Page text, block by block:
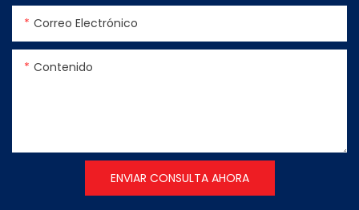
Correo Electrónico
Contenido
ENVIAR CONSULTA AHORA